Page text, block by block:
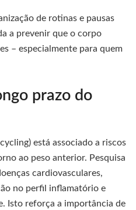
de rotinas e pausas
a prevenir que o corpo
– especialmente para quem
prazo do
está associado a riscos
ao peso anterior. Pesquisa
cardiovasculares,
no perfil inflamatório e
Isto reforça a importância de